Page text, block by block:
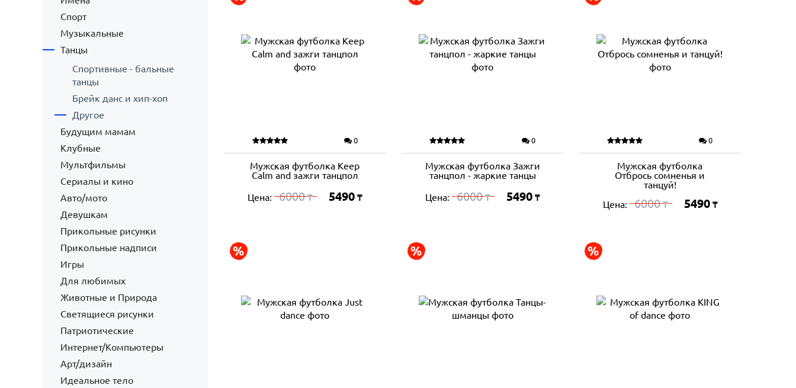
Спорт
Музыкальные
Танцы
Спортивные - бальные
танцы
Брейк данс и хип-хоп
Другое
Будущим мамам
Клубные
Мультфильмы
Сериалы и кино
Авто/мото
Девушкам
Прикольные рисунки
Прикольные надписи
Игры
Для любимых
Животные и Природа
Светящиеся рисунки
Патриотические
Интернет/Компьютеры
Арт/дизайн
Идеальное тело
0
Мужская футболка Keep
Calm and зажги танцпол
Цена: 6000₸ 5490 ₸
0
Мужская футболка Зажги
танцпол - жаркие танцы
Цена: 6000₸ 5490 ₸
0
Мужская футболка
Отбрось сомненья и
танцуй!
Цена:
6000₸ 5490 ₸